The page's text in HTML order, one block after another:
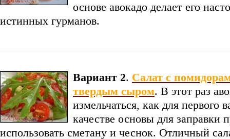
основе авокадо делает его
истинных гурманов.
Вариант 2. Салат с
твердым сыром. В этот раз
измельчаться, как для первого
качестве основы для заправки
использовать сметану и чеснок. Отличный